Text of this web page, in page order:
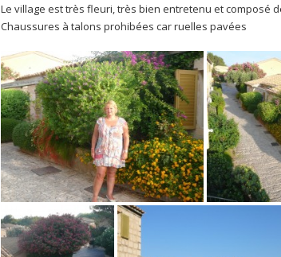
Le village est très fleuri, très bien entretenu et composé
Chaussures à talons prohibées car ruelles pavées